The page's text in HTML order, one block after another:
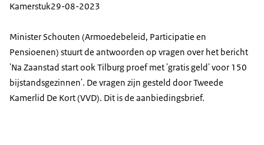
Kamerstuk29-08-2023
Minister Schouten (Armoedebeleid, Participatie en
Pensioenen) stuurt de antwoorden op vragen over het bericht
'Na Zaanstad start ook Tilburg proef met 'gratis geld' voor 150
bijstandsgezinnen'. De vragen zijn gesteld door Tweede
Kamerlid De Kort (VVD). Dit is de aanbiedingsbrief.